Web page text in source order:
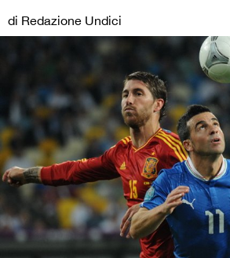
di Redazione Undici